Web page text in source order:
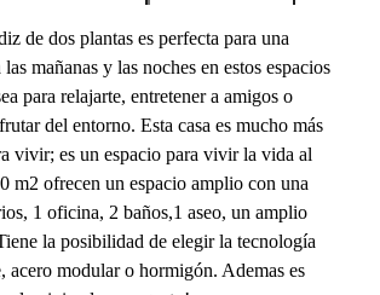
de dos plantas es perfecta para una
mañanas y las noches en estos espacios
para relajarte, entretener a amigos o
del entorno. Esta casa es mucho más
vivir; es un espacio para vivir la vida al
m2 ofrecen un espacio amplio con una
1 oficina, 2 baños,1 aseo, un amplio
la posibilidad de elegir la tecnología
acero modular o hormigón. Ademas es